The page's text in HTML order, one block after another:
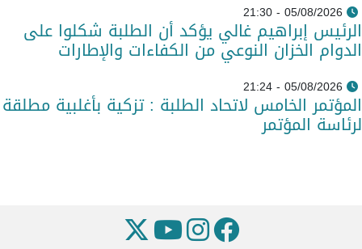
05/08/2026 - 21:30
الرئيس إبراهيم غالي يؤكد أن الطلبة شكلوا على
الدوام الخزان النوعي من الكفاءات والإطارات
05/08/2026 - 21:24
المؤتمر الخامس لاتحاد الطلبة : تزكية بأغلبية مطلقة
لرئاسة المؤتمر